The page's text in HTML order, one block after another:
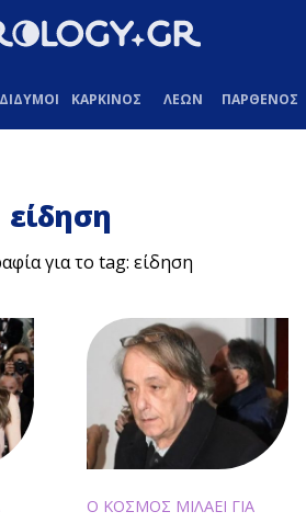
ΔΙΔΥΜΟΙ ΚΑΡΚΙΝΟΣ ΛΕΩΝ ΠΑΡΘΕΝΟΣ
είδηση
για το tag: είδηση
Ο ΚΟΣΜΟΣ ΜΙΛΑΕΙ ΓΙΑ